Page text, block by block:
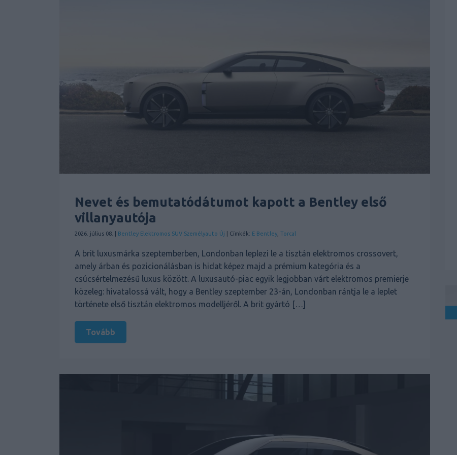
Nevet és bemutatódátumot kapott a Bentley első
villanyautója
2026. július 08. | Bentley Elektromos SUV Személyauto Új | Címkék: E Bentley Torcal
A brit luxusmárka szeptemberben, Londonban leplezi le a tisztán elektromos crossovert,
amely árban és pozicionálásban is hidat képez majd a prémium kategória és a
csúcsértelmezésű luxus között. A luxusautó-piac egyik legjobban várt elektromos premierje
közeleg: hivatalossá vált, hogy a Bentley szeptember 23-án, Londonban rántja le a leplet
története első tisztán elektromos modelljéről. A brit gyártó […]
Tovább